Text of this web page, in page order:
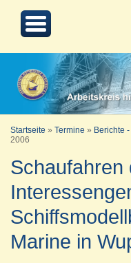
Startseite » Termine » Berichte
2006
Schaufahren
Marine in